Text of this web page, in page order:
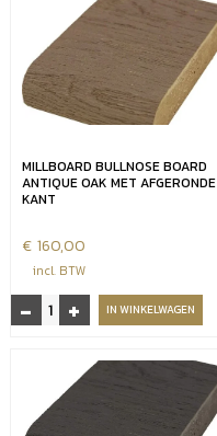
32
aantal
MILLBOARD BULLNOSE BOARD
ANTIQUE OAK MET AFGERONDE
KANT
€ 160,00
incl. BTW
-
Millboard
bullnose
met
+ IN WINKELWAGEN